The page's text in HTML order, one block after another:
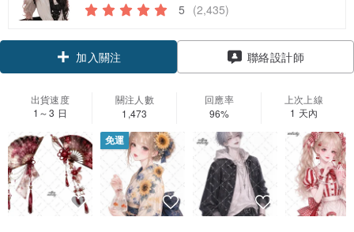
5 (2,435)
加入關注 聯絡設計師
出貨速度
1～3 日
關注人數
1,473
回應率
96%
上次上線
1 天內
免運